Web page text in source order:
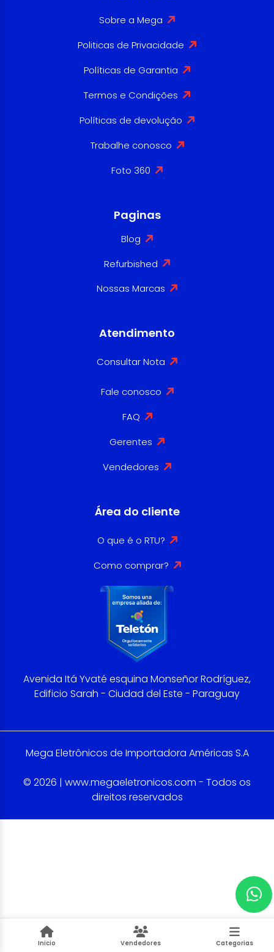
Inicio Vendedores Categorias
Sobre a Mega
Politicas de Privacidade
Políticas de Garantia
Termos e Condições
Políticas de devolução
Trabalhe conosco
Foto 360
Paginas
Blog
Refurbished
Nossas Marcas
Atendimento
Consultar Nota
Fale conosco
FAQ
Gerentes
Vendedores
Área do cliente
O que é o RTU?
Como comprar?
Avenida Itá Yvaté esquina Monseñor Rodríguez,
Edificio Sarah - Ciudad del Este - Paraguay
Mega Eletrônicos de Importadora Américas S.A
© 2026 | www.megaeletronicos.com - Todos os
direitos reservados